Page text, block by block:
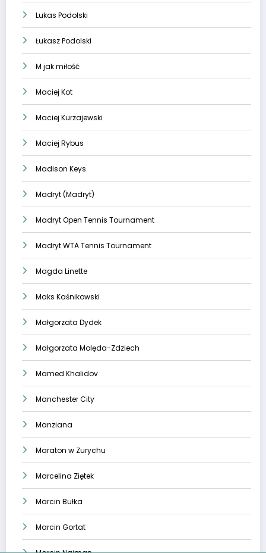
Lukas Podolski
Łukasz Podolski
M jak miłość
Maciej Kot
Maciej Kurzajewski
Maciej Rybus
Madison Keys
Madryt (Madryt)
Madryt Open Tennis Tournament
Madryt WTA Tennis Tournament
Magda Linette
Maks Kaśnikowski
Małgorzata Dydek
Małgorzata Molęda-Zdziech
Mamed Khalidov
Manchester City
Manziana
Maraton w Zurychu
Marcelina Ziętek
Marcin Bułka
Marcin Gortat